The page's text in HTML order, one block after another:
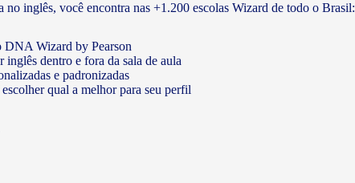
inglês, você encontra nas +1.200 escolas Wizard de todo o Brasil:
DNA Wizard by Pearson
dentro e fora da sala de aula
e padronizadas
qual a melhor para seu perfil